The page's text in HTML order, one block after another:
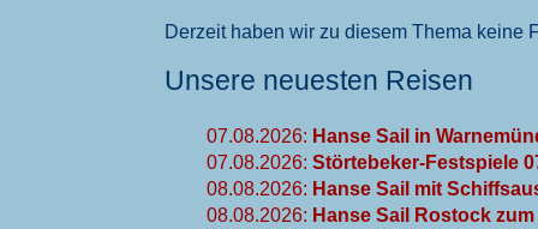
Derzeit haben wir zu diesem Thema keine
Unsere neuesten Reisen
07.08.2026: Hanse Sail in
07.08.2026: Störtebeker-Festspiele
08.08.2026: Hanse Sail mit
08.08.2026: Hanse Sail Rostock